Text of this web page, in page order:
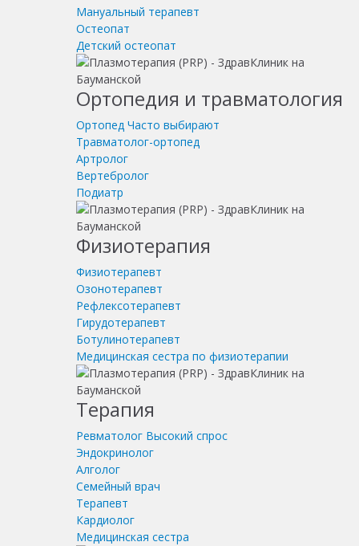
Мануальный терапевт
Остеопат
Детский остеопат
Ортопедия и травматология
Ортопед Часто выбирают
Травматолог-ортопед
Артролог
Вертебролог
Подиатр
Физиотерапия
Физиотерапевт
Озонотерапевт
Рефлексотерапевт
Гирудотерапевт
Ботулинотерапевт
Медицинская сестра по физиотерапии
Терапия
Ревматолог Высокий спрос
Эндокринолог
Алголог
Семейный врач
Терапевт
Кардиолог
Медицинская сестра